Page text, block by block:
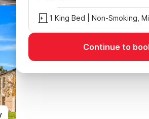
1 King Bed | Non-Smoking,
Continue to